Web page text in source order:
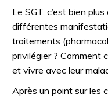
Le SGT, c’est bien
différentes
traitements
privilégier ? Comment
et vivre avec leur
Après un point sur les